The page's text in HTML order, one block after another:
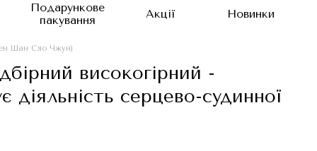
Подарункове
пакування
Акції Новинки
Шан Сяо Чжун)
високогірний -
діяльність серцево-судинної